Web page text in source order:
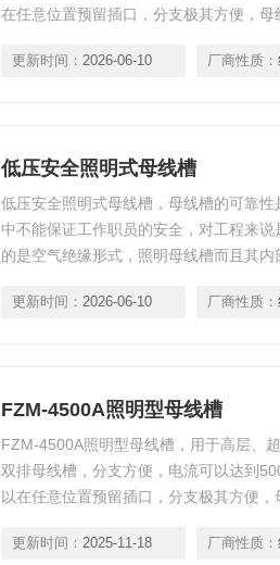
在任意位置预留插口，分支极其方便，
更新时间： 2026-06-10 厂商性质：
低压安全照明式母线槽
低压安全照明式母线槽，母线槽的可靠
中不能保证工作职员的安全，对工程来
的是空气绝缘形式，照明母线槽而且其
也可以帮到很大的忙。
更新时间： 2026-06-10 厂商性质：
FZM-4500A照明型母线槽
FZM-4500A照明型母线槽，用于高层、
双排母线槽，分支方便，电流可以达到
以在任意位置预留插口，分支极其方便
更新时间： 2025-11-18 厂商性质：